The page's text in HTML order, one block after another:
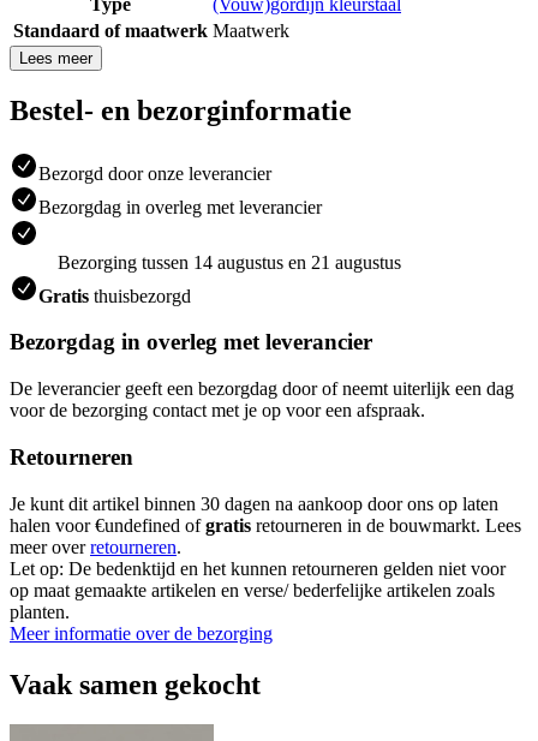
Type
(Vouw)gordijn kleurstaal
Standaard of maatwerk Maatwerk
Lees meer
Bestel- en bezorginformatie
Bezorgd door onze leverancier
Bezorgdag in overleg met leverancier
Bezorging tussen 14 augustus en 21 augustus
Gratis thuisbezorgd
Bezorgdag in overleg met leverancier
De leverancier geeft een bezorgdag door of neemt uiterlijk een dag
voor de bezorging contact met je op voor een afspraak.
Retourneren
Je kunt dit artikel binnen 30 dagen na aankoop door ons op laten
halen voor €undefined ofgratis retourneren in de bouwmarkt. Lees
meer overretourneren.
Let op: De bedenktijd en het kunnen retourneren gelden niet voor
op maat gemaakte artikelen en verse/ bederfelijke artikelen zoals
planten.
Meer informatie over de bezorging
Vaak samen gekocht